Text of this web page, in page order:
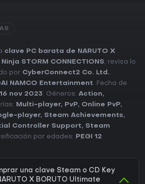
clave PC barata de NARUTO X
STORM CONNECTIONS, revisa lo
por CyberConnect2 Co. Ltd..
NAMCO Entertainment. Fecha de
16 nov 2023. Géneros: Action,
Multi-player, PvP, Online PvP,
player, Steam Achievements,
Controller Support, Steam
por edades: PEGI 12.
una clave Steam o CD Key
X BORUTO Ultimate